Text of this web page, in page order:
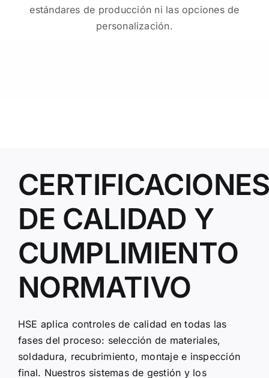
estándares de producción ni las opciones de
personalización.
DE CALIDAD Y
CUMPLIMIENTO
NORMATIVO
HSE aplica controles de calidad en todas las
fases del proceso: selección de materiales,
soldadura, recubrimiento, montaje e inspección
final. Nuestros sistemas de gestión y los